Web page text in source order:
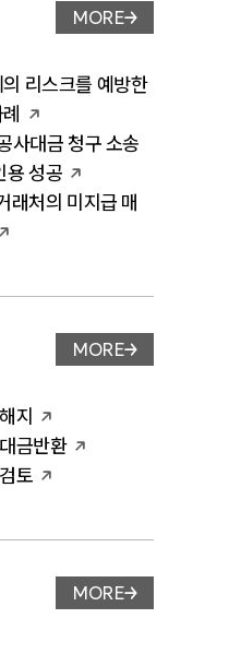
업무사례 페이지 이
MORE
리스크를 예방한
사대금 청구 소송
용 성공
래처의 미지급 매
업무분야 페이지 이
MORE
지
금반환
토
변호사 페이지 이동
MORE